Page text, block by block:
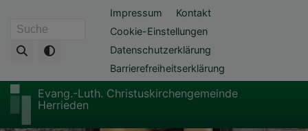
zum
Suche
Fußbereichsmenü
Impressum
Kontakt
Cookie-Einstellungen
Datenschutzerklärung
Barrierefreiheitserklärung
Evang.-Luth. Christuskirchengemeinde
Herrieden